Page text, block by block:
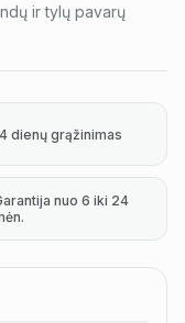
ir tylų pavarų
dienų grąžinimas
nuo 6 iki 24